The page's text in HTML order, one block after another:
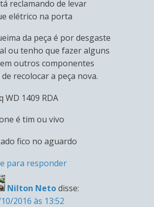
tá reclamando de levar
elétrico na porta
da peça é por desgaste
ou tenho que fazer alguns
outros componentes
recolocar a peça nova.
WD 1409 RDA
é tim ou vivo
fico no aguardo
para responder
Nilton Netodisse:
2016 às 13:52